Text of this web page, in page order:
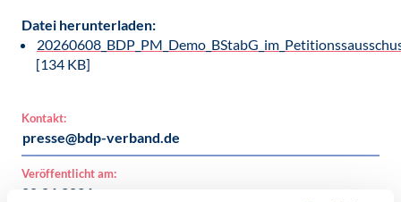
Datei herunterladen:
[134 KB]
Kontakt:
presse@bdp-verband.de
Veröffentlicht am:
08.06.2026